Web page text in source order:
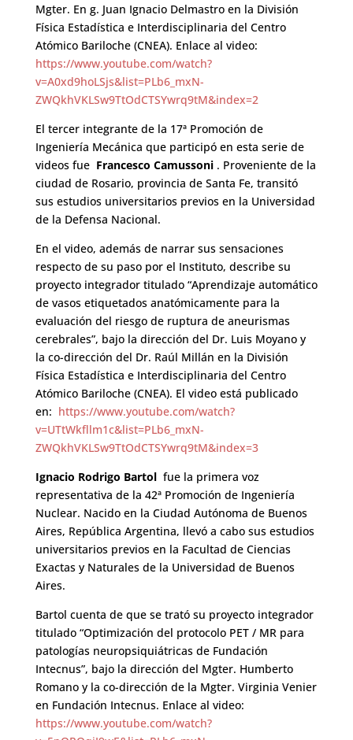
Mgter. En g. Juan Ignacio Delmastro en la División
Física Estadística e Interdisciplinaria del Centro
Atómico Bariloche (CNEA). Enlace al video:
https://www.youtube.com/watch?
v=A0xd9hoLSjs&list=PLb6_mxN-
ZWQkhVKLSw9TtOdCTSYwrq9tM&index=2
El tercer integrante de la 17ª Promoción de
Ingeniería Mecánica que participó en esta serie de
videos fue Francesco Camussoni. Proveniente de la
ciudad de Rosario, provincia de Santa Fe, transitó
sus estudios universitarios previos en la Universidad
de la Defensa Nacional.
En el video, además de narrar sus sensaciones
respecto de su paso por el Instituto, describe su
proyecto integrador titulado “Aprendizaje automático
de vasos etiquetados anatómicamente para la
evaluación del riesgo de ruptura de aneurismas
cerebrales”, bajo la dirección del Dr. Luis Moyano y
la co-dirección del Dr. Raúl Millán en la División
Física Estadística e Interdisciplinaria del Centro
Atómico Bariloche (CNEA). El video está publicado
en: https://www.youtube.com/watch?
v=UTtWkfllm1c&list=PLb6_mxN-
ZWQkhVKLSw9TtOdCTSYwrq9tM&index=3
Ignacio Rodrigo Bartol fue la primera voz
representativa de la 42ª Promoción de Ingeniería
Nuclear. Nacido en la Ciudad Autónoma de Buenos
Aires, República Argentina, llevó a cabo sus estudios
universitarios previos en la Facultad de Ciencias
Exactas y Naturales de la Universidad de Buenos
Aires.
Bartol cuenta de que se trató su proyecto integrador
titulado “Optimización del protocolo PET / MR para
patologías neuropsiquiátricas de Fundación
Intecnus”, bajo la dirección del Mgter. Humberto
Romano y la co-dirección de la Mgter. Virginia Venier
en Fundación Intecnus. Enlace al video:
https://www.youtube.com/watch?